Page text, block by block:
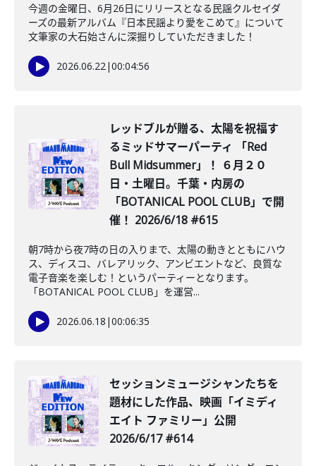
今週の金曜日、6月26日にリリースとなる民謡クルセイダ
ーズの最新アルバム『日本民謡より愛をこめて』について
文筆家の大石始さんに深掘りしていただきました！
2026.06.22|00:04:56
レッドブルが贈る、太陽を祝福す
るミッドサマーパーティ 「Red
Bull Midsummer」！ ６月２０
日・土曜日。千葉・内房の
「BOTANICAL POOL CLUB」で開
催！ 2026/6/18 #615
朝7時から夜7時の日の入りまで、太陽の動きとともにハウ
ス、ディスコ、バレアリック、アンビエントなど、良質な
電子音楽を楽しむ！というパーティーとなります。
「BOTANICAL POOL CLUB」を運営...
2026.06.18 |00:06:35
セッションミュージシャンたちを
題材にした作品、映画「イミディ
エイト ファミリー」公開
2026/6/17 #614